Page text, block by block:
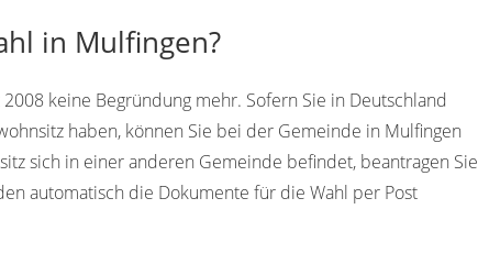
in Mulfingen?
keine Begründung mehr. Sofern Sie in Deutschland
haben, können Sie bei der Gemeinde in Mulfingen
sich in einer anderen Gemeinde befindet, beantragen Sie
automatisch die Dokumente für die Wahl per Post